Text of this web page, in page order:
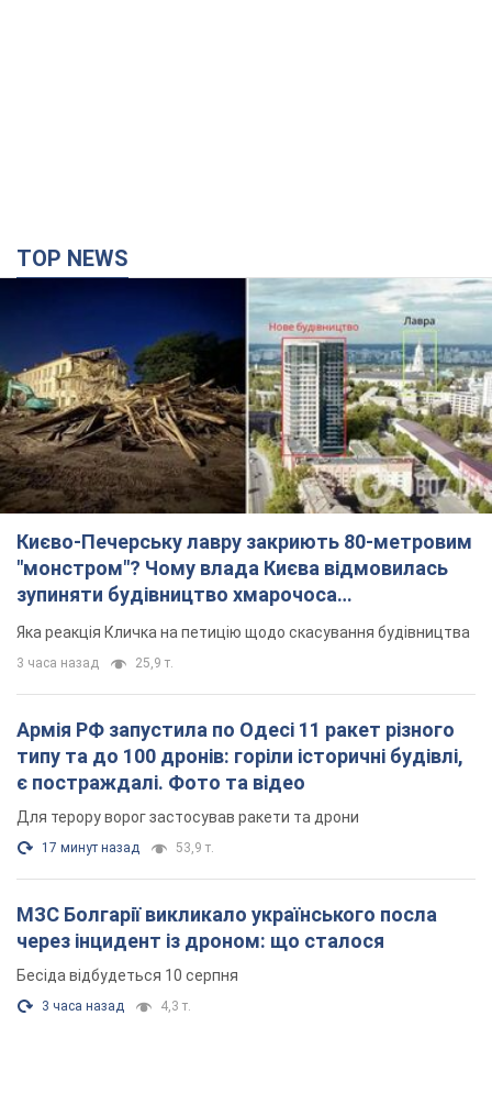
TOP NEWS
Києво-Печерську лавру закриють 80-метровим
"монстром"? Чому влада Києва відмовилась
зупиняти будівництво хмарочоса
"московського вірянина"
Яка реакція Кличка на петицію щодо скасування будівництва
3 часа назад 25,9 т.
Армія РФ запустила по Одесі 11 ракет різного
типу та до 100 дронів: горіли історичні будівлі,
є постраждалі. Фото та відео
Для терору ворог застосував ракети та дрони
17 минут назад 53,9 т.
МЗС Болгарії викликало українського посла
через інцидент із дроном: що сталося
Бесіда відбудеться 10 серпня
3 часа назад 4,3 т.